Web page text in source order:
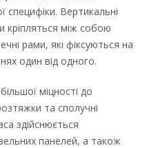
​​специфіки. Вертикальні
кріпляться між собою
рами, які фіксуються на
один від одного.
міцності до
та сполучні
здійснюється
панелей, а також